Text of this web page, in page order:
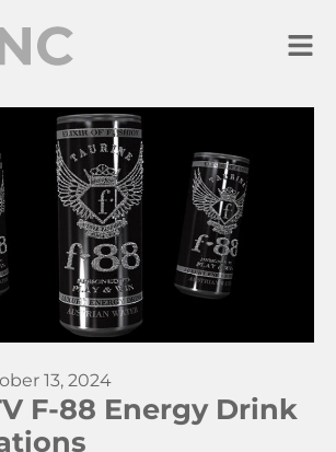
13, 2024
F-88 Energy Drink